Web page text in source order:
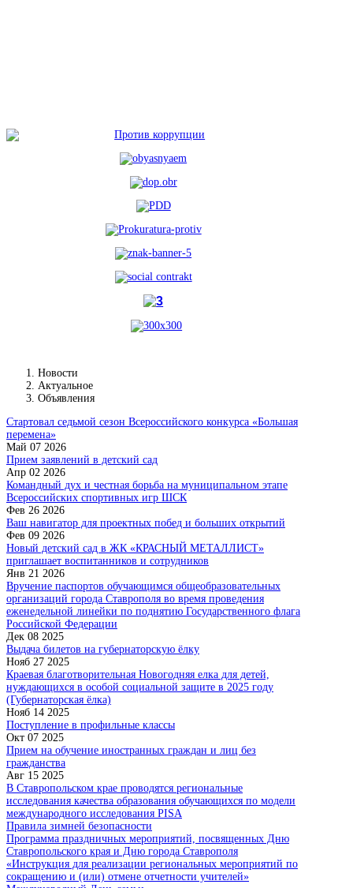
Новости
Актуальное
Объявления
Стартовал седьмой сезон Всероссийского конкурса «Большая
перемена»
Май 07 2026
Прием заявлений в детский сад
Апр 02 2026
Командный дух и честная борьба на муниципальном этапе
Всероссийских спортивных игр ШСК
Фев 26 2026
Ваш навигатор для проектных побед и больших открытий
Фев 09 2026
Новый детский сад в ЖК «КРАСНЫЙ МЕТАЛЛИСТ»
приглашает воспитанников и сотрудников
Янв 21 2026
Вручение паспортов обучающимся общеобразовательных
организаций города Ставрополя во время проведения
еженедельной линейки по поднятию Государственного флага
Российской Федерации
Дек 08 2025
Выдача билетов на губернаторскую ёлку
Нояб 27 2025
Краевая благотворительная Новогодняя елка для детей,
нуждающихся в особой социальной защите в 2025 году
(Губернаторская ёлка)
Нояб 14 2025
Поступление в профильные классы
Окт 07 2025
Прием на обучение иностранных граждан и лиц без
гражданства
Авг 15 2025
В Ставропольском крае проводятся региональные
исследования качества образования обучающихся по модели
международного исследования PISA
Правила зимней безопасности
Программа праздничных мероприятий, посвященных Дню
Ставропольского края и Дню города Ставрополя
«Инструкция для реализации региональных мероприятий по
сокращению и (или) отмене отчетности учителей»